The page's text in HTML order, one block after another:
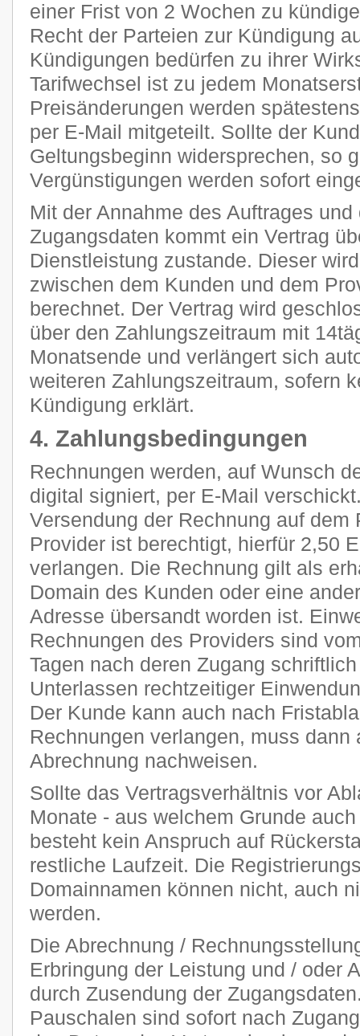
einer Frist von 2 Wochen zu
Recht der Parteien zur Kündigung
Kündigungen bedürfen zu ihrer
Tarifwechsel ist zu jedem
Preisänderungen werden
per E-Mail mitgeteilt. Sollte der
Geltungsbeginn widersprechen, so
Vergünstigungen werden sofort
Mit der Annahme des Auftrages und
Zugangsdaten kommt ein Vertrag
Dienstleistung zustande. Dieser
zwischen dem Kunden und dem
berechnet. Der Vertrag wird
über den Zahlungszeitraum mit
Monatsende und verlängert sich
weiteren Zahlungszeitraum, sofern
Kündigung erklärt.
4. Zahlungsbedingungen
Rechnungen werden, auf Wunsch
digital signiert, per E-Mail
Versendung der Rechnung auf dem
Provider ist berechtigt, hierfür 2,50
verlangen. Die Rechnung gilt als
Domain des Kunden oder eine
Adresse übersandt worden ist.
Rechnungen des Providers sind
Tagen nach deren Zugang
Unterlassen rechtzeitiger
Der Kunde kann auch nach
Rechnungen verlangen, muss
Abrechnung nachweisen.
Sollte das Vertragsverhältnis vor
Monate - aus welchem Grunde
besteht kein Anspruch auf
restliche Laufzeit. Die
Domainnamen können nicht, auch
werden.
Die Abrechnung /
Erbringung der Leistung und / oder
durch Zusendung der
Pauschalen sind sofort nach